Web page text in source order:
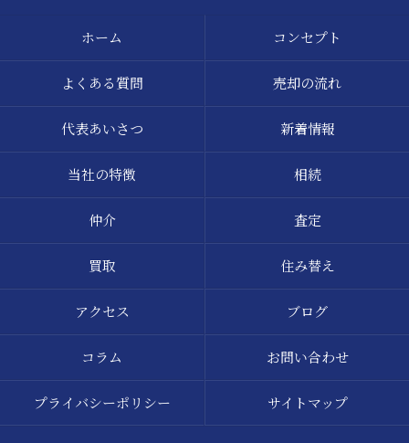
ホーム コンセプト
よくある質問 売却の流れ
代表あいさつ 新着情報
当社の特徴 相続
仲介 査定
買取 住み替え
アクセス ブログ
コラム お問い合わせ
プライバシーポリシー サイトマップ